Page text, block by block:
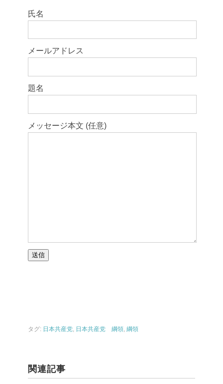
このフィールドは空のままにしてください。
氏名
メールアドレス
題名
メッセージ本文 (任意)
タグ: 日本共産党, 日本共産党 綱領, 綱領
関連記事